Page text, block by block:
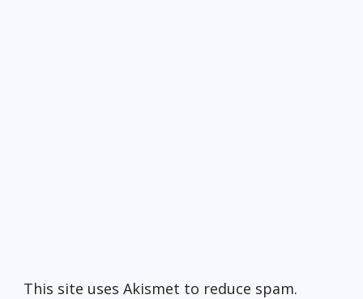
This site uses Akismet to reduce spam.